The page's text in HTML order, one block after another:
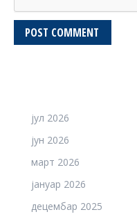
POST COMMENT
јул 2026
јун 2026
март 2026
јануар 2026
децембар 2025